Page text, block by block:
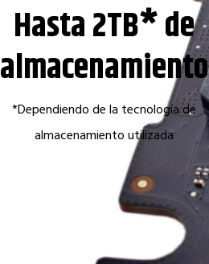
Hasta 2TB* de
almacenamiento
*Dependiendo de la tecnología de
almacenamiento utilizada